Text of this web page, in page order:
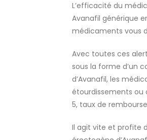
L’efficacité du
Avanafil générique
médicaments vous
Avec toutes ces
sous la forme d’un
d’Avanafil, les
étourdissements ou
5, taux de
Il agit vite et profite